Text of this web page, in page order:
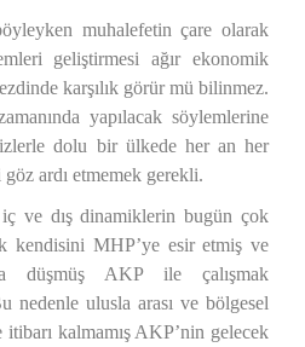
muhalefetin çare olarak
geliştirmesi ağır ekonomik
karşılık görür mü bilinmez.
yapılacak söylemlerine
dolu bir ülkede her an her
ardı etmemek gerekli.
ve dış dinamiklerin bugün çok
kendisini MHP’ye esir etmiş ve
düşmüş AKP ile çalışmak
nedenle ulusla arası ve bölgesel
kalmamış AKP’nin gelecek